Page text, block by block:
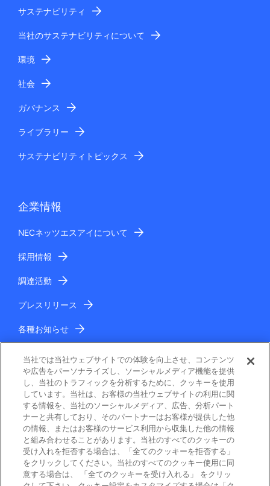
サステナビリティ
当社のサステナビリティについて
環境
社会
ガバナンス
ライブラリー
サステナビリティトピックス
企業情報
NECネッツエスアイについて
採用情報
調達活動
プレスリリース
各種お知らせ
IR情報
電子公告
ご利用条件
当社では当社ウェブサイトでの体験を向上させ、コンテンツ
や広告をパーソナライズし、ソーシャルメディア機能を提供
し、当社のトラフィックを分析するために、クッキーを使用
しています。当社は、お客様の当社ウェブサイトの利用に関
する情報を、当社のソーシャルメディア、広告、分析パート
ナーと共有しており、そのパートナーはお客様が提供した他
の情報、またはお客様のサービス利用から収集した他の情報
と組み合わせることがあります。当社のすべてのクッキーの
受け入れを拒否する場合は、「全てのクッキーを拒否する」
をクリックしてください。当社のすべてのクッキー使用に同
意する場合は、 「全てのクッキーを受け入れる」 をクリッ